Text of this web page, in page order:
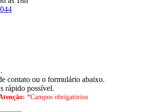
.
contato ou o formulário abaixo.
rápido possível.
*Campos obrigatórios